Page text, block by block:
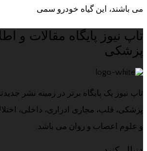
می باشند، این گیاه خودرو سمی
تاپ نیوز پایگاه مقالات و
پزشکی
تاپ نیوز یک پایگاه برتر در زمینه نشر
پزشکی، قلب، مجاری ادراری، داخلی،
و علوم اعصاب و روان می باشد.